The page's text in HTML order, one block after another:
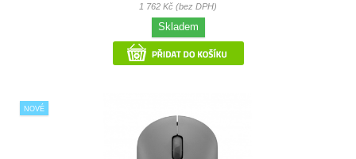
1 762 Kč (bez DPH)
Skladem
NOVÉ